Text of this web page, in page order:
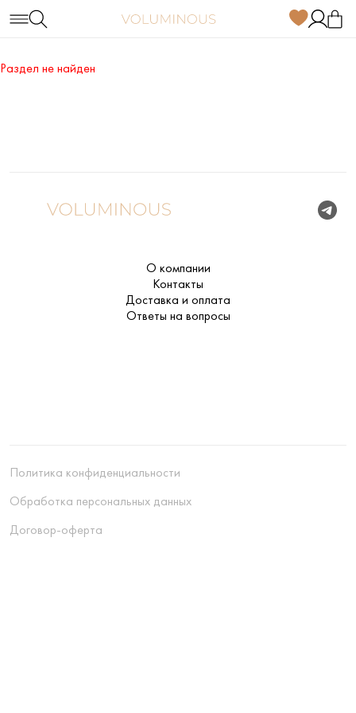
Раздел не найден
О компании
Контакты
Доставка и оплата
Ответы на вопросы
Политика конфиденциальности
Обработка персональных данных
Договор-оферта